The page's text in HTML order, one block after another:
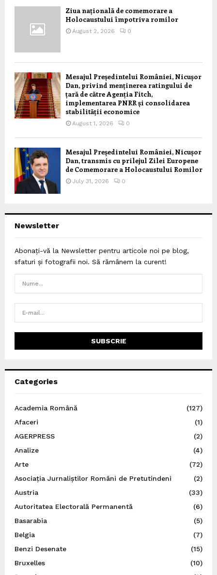
Ziua națională de comemorare a
Holocaustului împotriva romilor
August 2, 2026 0
Mesajul Președintelui României, Nicușor
Dan, privind menținerea ratingului de
țară de către Agenția Fitch,
implementarea PNRR și consolidarea
stabilității economice
August 1, 2026 0
Mesajul Președintelui României, Nicușor
Dan, transmis cu prilejul Zilei Europene
de Comemorare a Holocaustului Romilor
July 31, 2026 0
Newsletter
Abonați-vă la Newsletter pentru articole noi pe blog,
sfaturi și fotografii noi. Să rămânem la curent!
Categories
Academia Română
(127)
Afaceri
(1)
AGERPRESS
(2)
Analize
(4)
Arte
(72)
Asociația Jurnaliștilor Români de Pretutindeni
(2)
Austria
(33)
Autoritatea Electorală Permanentă
(6)
Basarabia
(5)
Belgia
(7)
Benzi Desenate
(15)
Bruxelles
(10)